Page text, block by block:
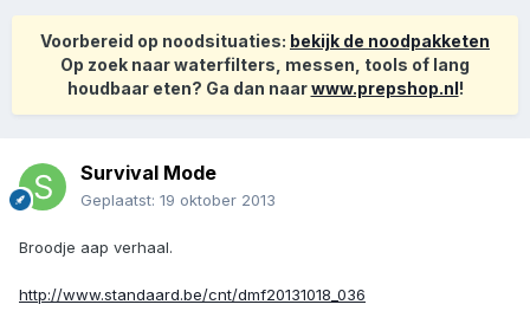
Voorbereid op noodsituaties: bekijk de noodpakketen
Op zoek naar waterfilters, messen, tools of lang
houdbaar eten? Ga dan naarwww.prepshop.nl!
Survival Mode
Geplaatst: 19 oktober 2013
Broodje aap verhaal.
http://www.standaard.be/cnt/dmf20131018_036